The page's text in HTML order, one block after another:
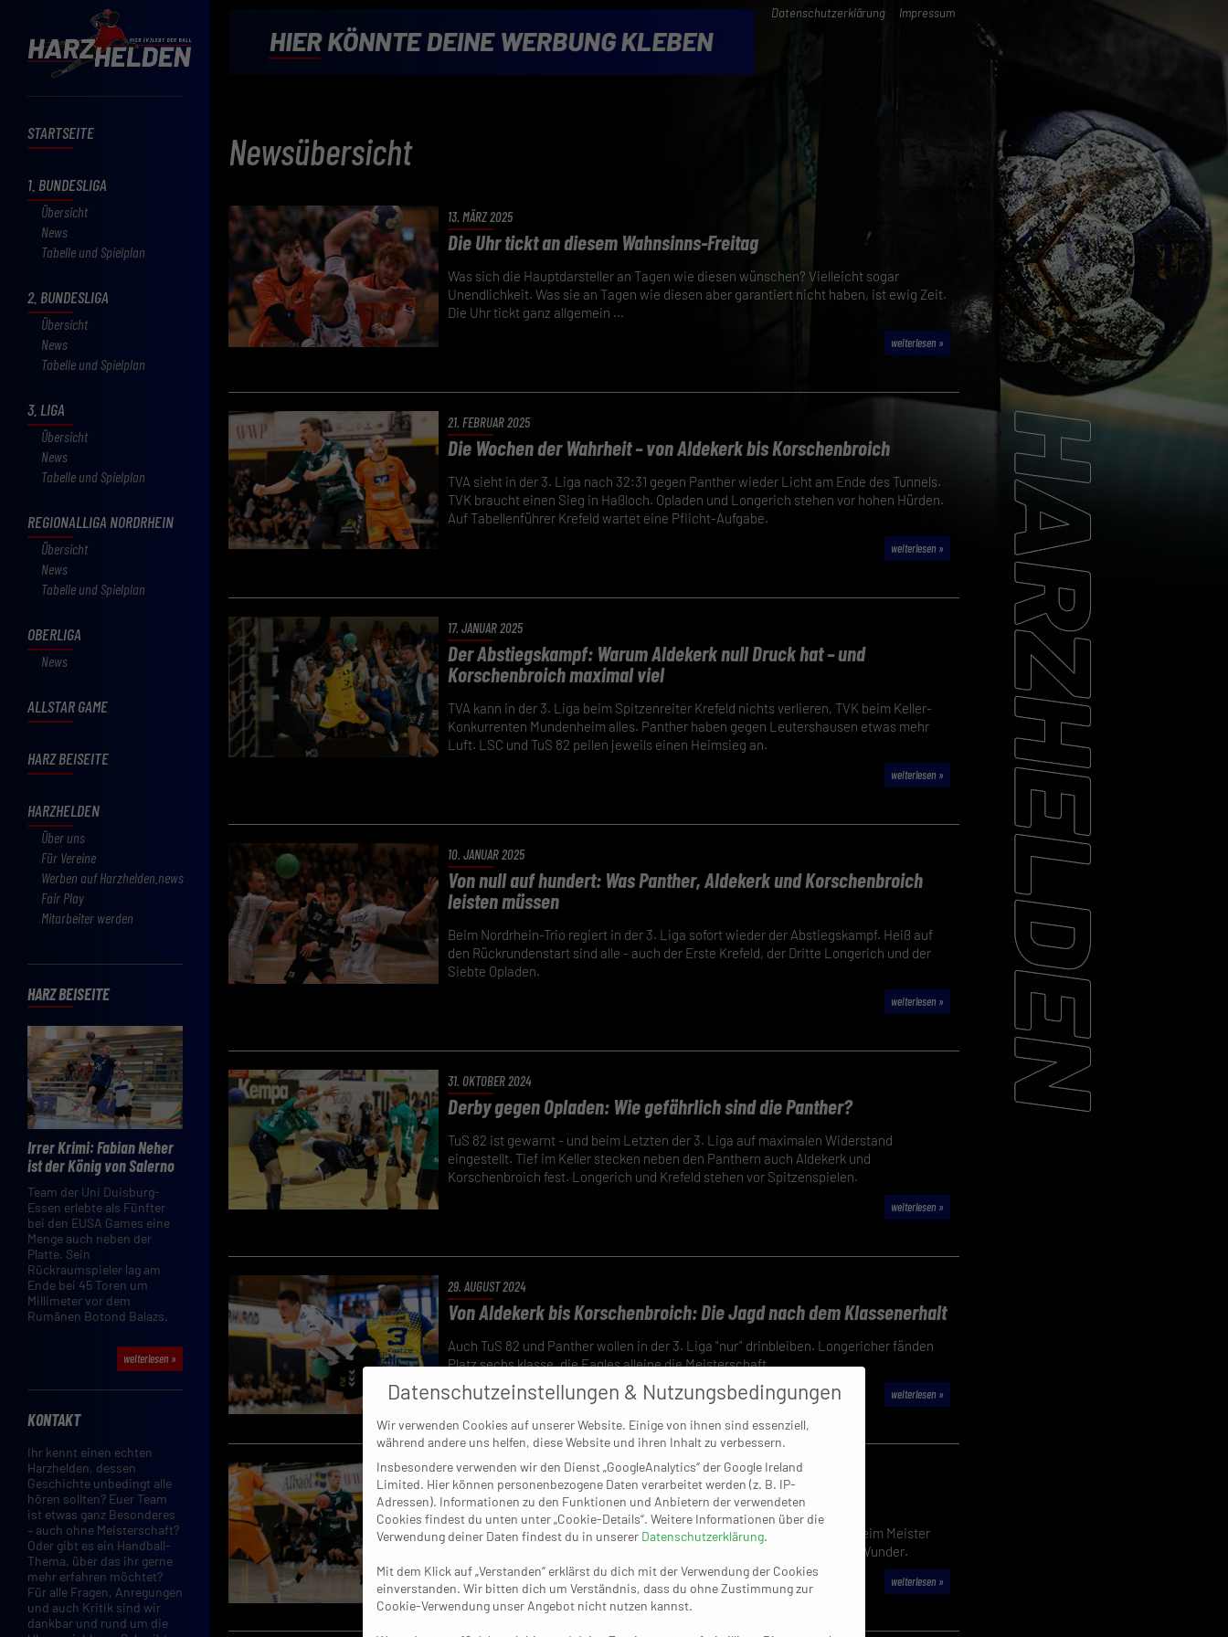
STARTSEITE
1. BUNDESLIGA
Übersicht
News
Tabelle und Spielplan
2. BUNDESLIGA
Übersicht
News
Tabelle und Spielplan
3. LIGA
Übersicht
News
Tabelle und Spielplan
REGIONALLIGA NORDRHEIN
Übersicht
News
Tabelle und Spielplan
OBERLIGA
News
ALLSTAR GAME
HARZ BEISEITE
HARZHELDEN
Über uns
Für Vereine
Werben auf Harzhelden.news
Fair Play
Mitarbeiter werden
HARZ BEISEITE
Irrer Krimi: Fabian Neher
ist der König von Salerno
Team der Uni Duisburg-
Essen erlebte als Fünfter
bei den EUSA Games eine
Menge auch neben der
Platte. Sein
Rückraumspieler lag am
Ende bei 45 Toren um
Millimeter vor dem
Rumänen Botond Balazs.
weiterlesen »
KONTAKT
Ihr kennt einen echten
Harzhelden, dessen
Geschichte unbedingt alle
hören sollten? Euer Team
ist etwas ganz Besonderes
– auch ohne Meisterschaft?
Oder gibt es ein Handball-
Thema, über das ihr gerne
mehr erfahren möchtet?
Für alle Fragen, Anregungen
und auch Kritik sind wir
dankbar und rund um die
Datenschutzerklärung Impressum
Newsübersicht
13. MÄRZ 2025
Die Uhr tickt an diesem Wahnsinns-Freitag
Was sich die Hauptdarsteller an Tagen wie diesen wünschen? Vielleicht sogar
Unendlichkeit. Was sie an Tagen wie diesen aber garantiert nicht haben, ist ewig Zeit.
Die Uhr tickt ganz allgemein ...
weiterlesen »
21. FEBRUAR 2025
Die Wochen der Wahrheit – von Aldekerk bis Korschenbroich
TVA sieht in der 3. Liga nach 32:31 gegen Panther wieder Licht am Ende des Tunnels.
TVK braucht einen Sieg in Haßloch. Opladen und Longerich stehen vor hohen Hürden.
Auf Tabellenführer Krefeld wartet eine Pflicht-Aufgabe.
weiterlesen »
17. JANUAR 2025
Der Abstiegskampf: Warum Aldekerk null Druck hat – und
Korschenbroich maximal viel
TVA kann in der 3. Liga beim Spitzenreiter Krefeld nichts verlieren, TVK beim Keller-
Konkurrenten Mundenheim alles. Panther haben gegen Leutershausen etwas mehr
Luft. LSC und TuS 82 peilen jeweils einen Heimsieg an.
weiterlesen »
10. JANUAR 2025
Von null auf hundert: Was Panther, Aldekerk und Korschenbroich
leisten müssen
Beim Nordrhein-Trio regiert in der 3. Liga sofort wieder der Abstiegskampf. Heiß auf
den Rückrundenstart sind alle - auch der Erste Krefeld, der Dritte Longerich und der
Siebte Opladen.
weiterlesen »
31. OKTOBER 2024
Derby gegen Opladen: Wie gefährlich sind die Panther?
TuS 82 ist gewarnt - und beim Letzten der 3. Liga auf maximalen Widerstand
eingestellt. Tief im Keller stecken neben den Panthern auch Aldekerk und
Korschenbroich fest. Longerich und Krefeld stehen vor Spitzenspielen.
weiterlesen »
29. AUGUST 2024
Von Aldekerk bis Korschenbroich: Die Jagd nach dem Klassenerhalt
Auch TuS 82 und Panther wollen in der 3. Liga "nur" drinbleiben. Longericher fänden
Platz sechs klasse, die Eagles alleine die Meisterschaft.
weiterlesen »
16. MAI 2024
Was wird aus Aldekerk? Was wird aus Ratingen?
Der TVA steht in der 3. Liga noch über dem Strich und will die Aufgabe beim Meister
Ferndorf genießen. Interaktiv braucht für den Klassenerhalt ein echtes Wunder.
weiterlesen »
Datenschutzeinstellungen & Nutzungsbedingungen
Wir verwenden Cookies auf unserer Website. Einige von ihnen sind essenziell,
während andere uns helfen, diese Website und ihren Inhalt zu verbessern.
Insbesondere verwenden wir den Dienst „GoogleAnalytics“ der Google Ireland
Limited. Hier können personenbezogene Daten verarbeitet werden (z. B. IP-
Adressen). Informationen zu den Funktionen und Anbietern der verwendeten
Cookies findest du unten unter „Cookie-Details“. Weitere Informationen über die
Verwendung deiner Daten findest du in unserer Datenschutzerklärung.
Mit dem Klick auf „Verstanden“ erklärst du dich mit der Verwendung der Cookies
einverstanden. Wir bitten dich um Verständnis, dass du ohne Zustimmung zur
Cookie-Verwendung unser Angebot nicht nutzen kannst.